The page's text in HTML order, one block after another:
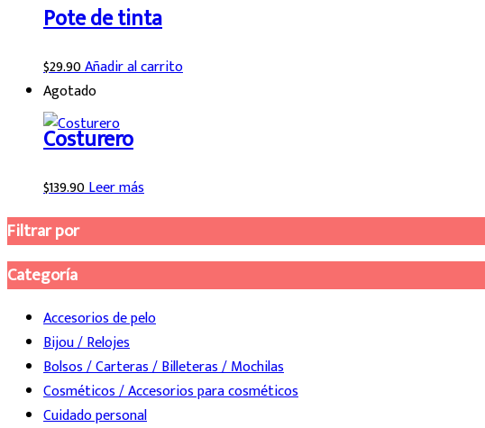
Pote de tinta
$29.90Añadir al carrito
Agotado
Costurero
$139.90Leer más
Filtrar por
Categoría
Accesorios de pelo
Bijou / Relojes
Bolsos / Carteras / Billeteras / Mochilas
Cosméticos / Accesorios para cosméticos
Cuidado personal